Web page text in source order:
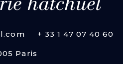
+ 33 1 47 07 40 60
Paris